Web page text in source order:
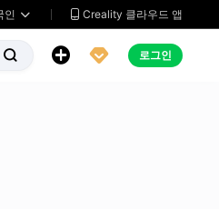
인   Creality 클라우드 앱
   로그인